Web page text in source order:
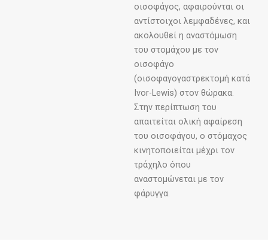
οισοφάγος, αφαιρούνται οι
αντίστοιχοι λεμφαδένες, και
ακολουθεί η αναστόμωση
του στομάχου με τον
οισοφάγο
(οισοφαγογαστρεκτομή κατά
Ivor-Lewis) στον θώρακα.
Στην περίπτωση του
απαιτείται ολική αφαίρεση
του οισοφάγου, ο στόμαχος
κινητοποιείται μέχρι τον
τράχηλο όπου
αναστομώνεται με τον
φάρυγγα.